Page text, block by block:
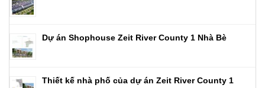
Dự án Shophouse Zeit River County 1 Nhà Bè
Thiết kế nhà phố của dự án Zeit River County 1